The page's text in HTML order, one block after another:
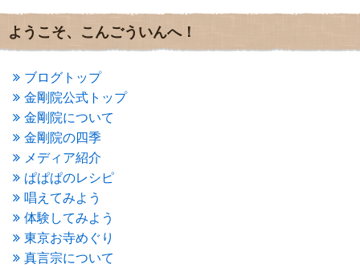
2016年8月
2016年7月
(3)
2016年5月(3)
2016年4月
(4)
2016年3月 (4)
2016年2月 (5)
2016年1月(3)
2015年12月(6)
2015年11月 (4)
2015年10月
(4)
2015年9月(3)
2015年8月(4)
2015年7月(4)
2015年6月(3)
ようこそ、こんごういんへ！
ブログトップ
金剛院公式トップ
金剛院について
金剛院の四季
メディア紹介
ぱぱぱのレシピ
唱えてみよう
体験してみよう
東京お寺めぐり
真言宗について